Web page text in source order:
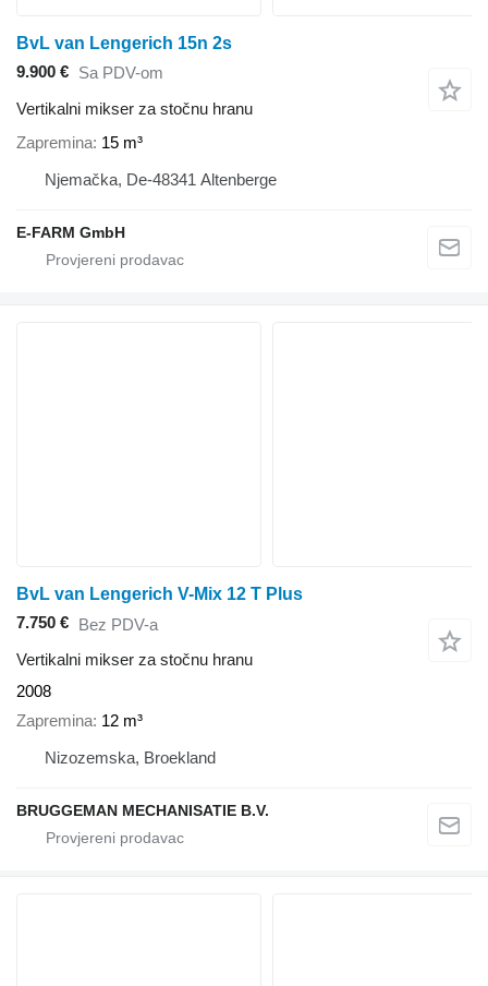
BvL van Lengerich 15n 2s
9.900 € Sa PDV-om
Vertikalni mikser za stočnu hranu
Zapremina 15 m³
Njemačka, De-48341 Altenberge
E-FARM GmbH
BvL van Lengerich V-Mix 12 T Plus
7.750 € Bez PDV-a
Vertikalni mikser za stočnu hranu
2008
Zapremina 12 m³
Nizozemska, Broekland
BRUGGEMAN MECHANISATIE B.V.